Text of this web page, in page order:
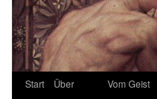
Start
Über
Vom Geist